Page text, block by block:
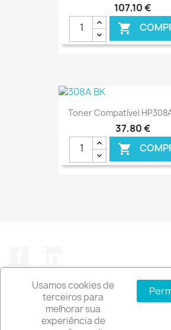
107,10 €

Toner Compatível
37,80 €

A EMPRESA
Usamos cookies de
terceiros para
melhorar sua
experiência de